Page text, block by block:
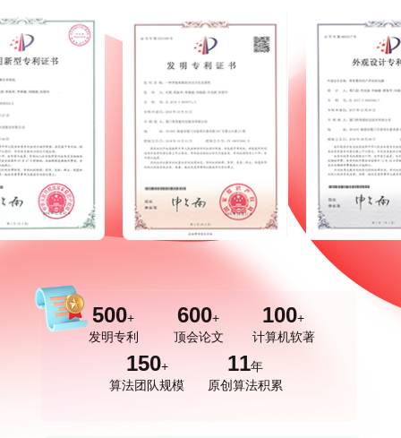
500+
发明专利
600+
顶会论文
100+
计算机软著
150+
算法团队规模
11年
原创算法积累